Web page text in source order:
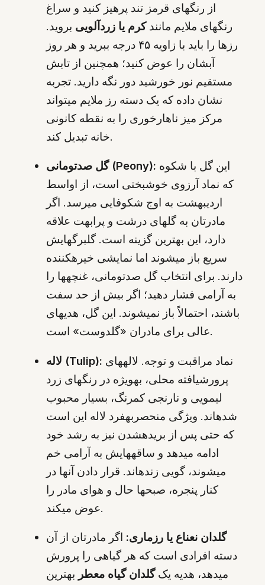
از رنگهای قرمز تند پرهیز کنید و سراغ
رنگهای ملایم مانندکرم یا زردآلویی بروید.
رزها را باید با زاویه ۴۵ درجه ببرید و هر روز
آبشان را عوض کنید؛ همچنین از تابش
مستقیم نور خورشید دور نگه دارید. تجربه
نشان داده که یک دسته رز ملایم میتواند
مرکز میز ناهارخوری را به نقطه کانونی
خانه تبدیل کند.
گل صدتومانی (Peony):
که نماد آرزوی خوشبختی است، از اواسط
اردیبهشت به اوج شکوفایی میرسد. اگر
مادرتان به گلهای درشت و پرابهت علاقه
دارد، این بهترین گزینه است. گلبرگهایش
سریع باز میشوند اما نمایشی خیرهکننده
دارند. برای انتخاب گل صدتومانی، غنچهها را
به آرامی فشار دهید؛ اگر بیش از حد سفت
باشند، احتمالاً باز نمیشوند. این گل، هدیهای
عالی برای مادران «گلدوست» است.
لاله (Tulip):
پرورشیافته محلی، بهویژه در رنگهای زرد
لیمویی و نارنجی کمرنگ، بسیار محبوب
شدهاند. ویژگی منحصربهفرد لاله این است
که حتی پس از بریدهشدن نیز به رشد خود
ادامه میدهد و ساقههایش به آرامی خم
میشوند، گویی زندهاند. قرار دادن آنها در
کنار پنجره، صبحها حال و هوای مادر را
عوض میکند.
گلدان نعناع یا رزماری: اگر مادرتان از آن
دسته افرادی است که هر گیاهی را پرورش
میدهد، هدیه یکگلدان گیاه معطر بهترین